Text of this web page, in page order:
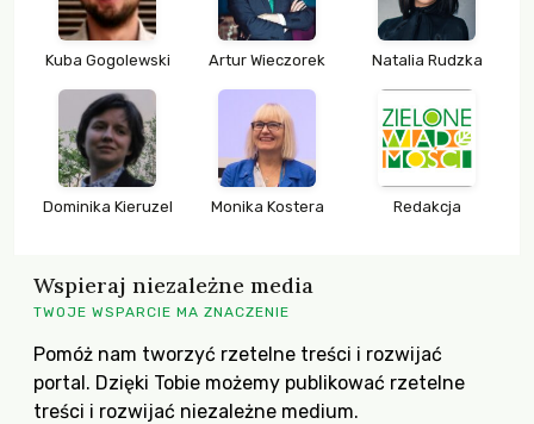
Kuba Gogolewski Artur Wieczorek Natalia Rudzka
Dominika Kieruzel Monika Kostera Redakcja
Wspieraj niezależne media
TWOJE WSPARCIE MA ZNACZENIE
Pomóż nam tworzyć rzetelne treści i rozwijać
portal. Dzięki Tobie możemy publikować rzetelne
treści i rozwijać niezależne medium.